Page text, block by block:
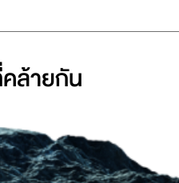
ล้ายกัน